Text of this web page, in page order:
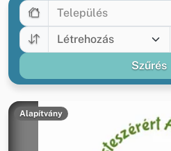
Szűrés
Alapítvány